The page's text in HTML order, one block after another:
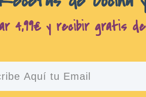
4,99€ y recibir gratis